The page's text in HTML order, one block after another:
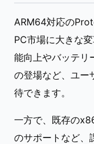
ARM64対応の
PC市場に大きな
能向上やバッテリ
の登場など、ユー
待できます。
一方で、既存の
のサポートなど、